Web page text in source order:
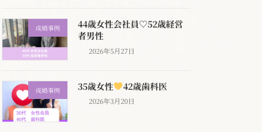
成婚事例
44歳女性会社員♡52歳経営
者男性
2026年5月27日
成婚事例 35歳女性 42歳歯科医
2026年3月20日